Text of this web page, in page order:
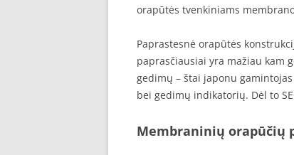
orapūtės tvenkiniams
Paprastesnė orapūtės
paprasčiausiai yra mažiau kam
gedimų – štai japonu
bei gedimų indikatorių. Dėl to
Membraninių orapūčių